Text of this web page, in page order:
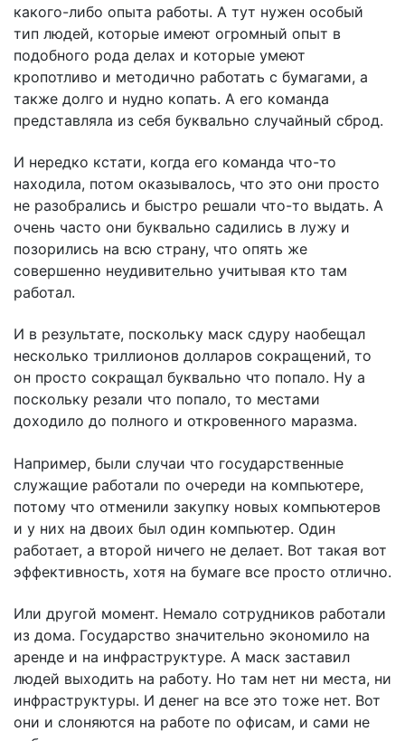
какого-либо опыта работы. А тут нужен особый
тип людей, которые имеют огромный опыт в
подобного рода делах и которые умеют
кропотливо и методично работать с бумагами, а
также долго и нудно копать. А его команда
представляла из себя буквально случайный сброд.
И нередко кстати, когда его команда что-то
находила, потом оказывалось, что это они просто
не разобрались и быстро решали что-то выдать. А
очень часто они буквально садились в лужу и
позорились на всю страну, что опять же
совершенно неудивительно учитывая кто там
работал.
И в результате, поскольку маск сдуру наобещал
несколько триллионов долларов сокращений, то
он просто сокращал буквально что попало. Ну а
поскольку резали что попало, то местами
доходило до полного и откровенного маразма.
Например, были случаи что государственные
служащие работали по очереди на компьютере,
потому что отменили закупку новых компьютеров
и у них на двоих был один компьютер. Один
работает, а второй ничего не делает. Вот такая вот
эффективность, хотя на бумаге все просто отлично.
Или другой момент. Немало сотрудников работали
из дома. Государство значительно экономило на
аренде и на инфраструктуре. А маск заставил
людей выходить на работу. Но там нет ни места, ни
инфраструктуры. И денег на все это тоже нет. Вот
они и слоняются на работе по офисам, и сами не